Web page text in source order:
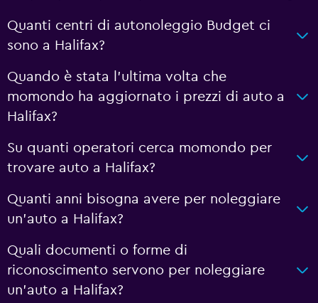
Quanti centri di autonoleggio Budget ci
sono a Halifax?
Quando è stata l'ultima volta che
momondo ha aggiornato i prezzi di auto a
Halifax?
Su quanti operatori cerca momondo per
trovare auto a Halifax?
Quanti anni bisogna avere per noleggiare
un'auto a Halifax?
Quali documenti o forme di
riconoscimento servono per noleggiare
un'auto a Halifax?